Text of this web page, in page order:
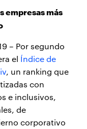
empresas más
– Por segundo
el Índice de
, un ranking que
con
e inclusivos,
de
corporativo